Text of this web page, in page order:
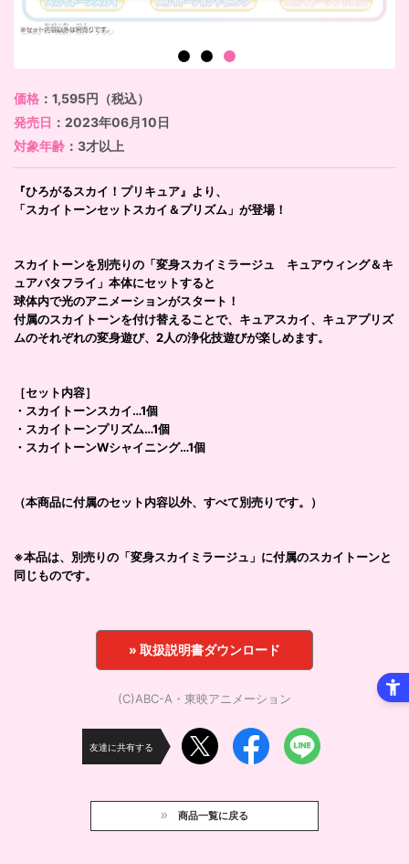
価格 ：1,595円（税込）
発売日 ：2023年06月10日
対象年齢 ：3才以上
『ひろがるスカイ！プリキュア』より、
「スカイトーンセットスカイ＆プリズム」が登場！
スカイトーンを別売りの「変身スカイミラージュ キュアウィング＆キ
ュアバタフライ」本体にセットすると
球体内で光のアニメーションがスタート！
付属のスカイトーンを付け替えることで、キュアスカイ、キュアプリズ
ムのそれぞれの変身遊び、2人の浄化技遊びが楽しめます。
［セット内容］
・スカイトーンスカイ…1個
・スカイトーンプリズム…1個
・スカイトーンWシャイニング…1個
（本商品に付属のセット内容以外、すべて別売りです。）
※本品は、別売りの「変身スカイミラージュ」に付属のスカイトーンと
同じものです。
» 取扱説明書ダウンロード
(C)ABC-A・東映アニメーション
友達に共有する
商品一覧に戻る